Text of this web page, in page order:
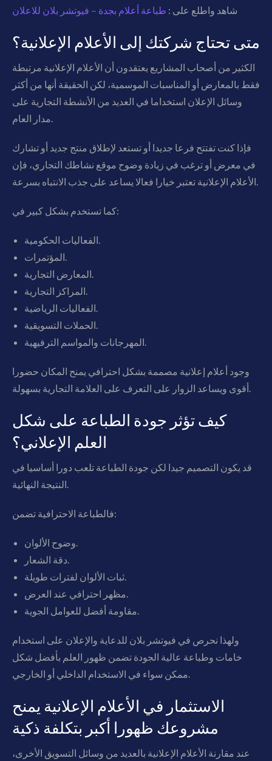
شاهد واطلع على : طباعة أعلام بجدة – فيوتشر بلان للاعلان
متى تحتاج شركتك إلى الأعلام الإعلانية؟
الكثير من أصحاب المشاريع يعتقدون أن الأعلام الإعلانية مرتبطة
فقط بالمعارض أو المناسبات الموسمية، لكن الحقيقة أنها من أكثر
وسائل الإعلان استخداما في العديد من الأنشطة التجارية على
مدار العام.
فإذا كنت تفتتح فرعا جديدا أو تستعد لإطلاق منتج جديد أو تشارك
في معرض أو ترغب في زيادة وضوح موقع نشاطك التجاري، فإن
الأعلام الإعلانية تعتبر خيارا فعالا يساعد على جذب الانتباه بسرعة.
كما تستخدم بشكل كبير في:
الفعاليات الحكومية.
المؤتمرات.
المعارض التجارية.
المراكز التجارية.
الفعاليات الرياضية.
الحملات التسويقية.
المهرجانات والمواسم الترفيهية.
وجود أعلام إعلانية مصممة بشكل احترافي يمنح المكان حضورا
أقوى ويساعد الزوار على التعرف على العلامة التجارية بسهولة.
كيف تؤثر جودة الطباعة على شكل
العلم الإعلاني؟
قد يكون التصميم جيدا لكن جودة الطباعة تلعب دورا أساسيا في
النتيجة النهائية.
فالطباعة الاحترافية تضمن:
وضوح الألوان.
دقة الشعار.
ثبات الألوان لفترات طويلة.
مظهر احترافي عند العرض.
مقاومة أفضل للعوامل الجوية.
ولهذا نحرص في فيوتشر بلان للدعاية والإعلان على استخدام
خامات وطباعة عالية الجودة تضمن ظهور العلم بأفضل شكل
ممكن سواء في الاستخدام الداخلي أو الخارجي.
الاستثمار في الأعلام الإعلانية يمنح
مشروعك ظهورا أكبر بتكلفة ذكية
عند مقارنة الأعلام الإعلانية بالعديد من وسائل التسويق الأخرى،